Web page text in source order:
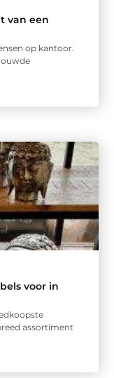
van een
op kantoor.
voor in
assortiment